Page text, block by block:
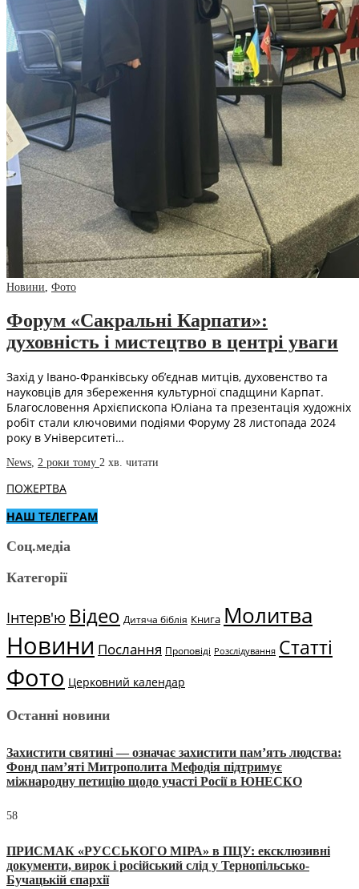
Новини, Фото
Форум «Сакральні Карпати»:
духовність і мистецтво в центрі уваги
Захід у Івано-Франківську об’єднав митців, духовенство та
науковців для збереження культурної спадщини Карпат.
Благословення Архієпископа Юліана та презентація художніх
робіт стали ключовими подіями Форуму 28 листопада 2024
року в Університеті…
News 2 роки тому 2 хв. читати
ПОЖЕРТВА
НАШ ТЕЛЕГРАМ
Соц.медіа
Категорії
Інтерв'ю Відео Дитяча біблія Книга Молитва
Новини Послання Проповіді Розслідування Статті
Фото Церковний календар
Останні новини
Захистити святині — означає захистити пам’ять людства:
Фонд пам’яті Митрополита Мефодія підтримує
міжнародну петицію щодо участі Росії в ЮНЕСКО
58
ПРИСМАК «РУССЬКОГО МІРА» в ПЦУ: ексклюзивні
документи, вирок і російський слід у Тернопільсько-
Бучацькій єпархії